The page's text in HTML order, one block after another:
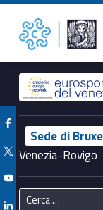
2025-12-31T23:00:00.000Z – Unioncamere del Veneto
Header info sidebar
Sede di
Venezia-Rovigo
Facebook Unioncamere Veneto
Twitter Unioncamere Veneto
Youtube Unioncamere Veneto
Linkedin Unioncamere Veneto
Ricerca per: